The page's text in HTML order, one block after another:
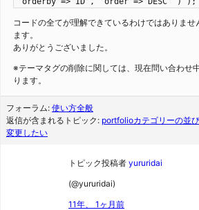
コードの全てが理解できているわけではありませ
ます。
ありがとうございました。
※テーマタグの削除に関しては、現在問い合わせ
ります。
フォーラム: 使い方全般
返信が含まれるトピック: portfolioカテゴリーの並
変更したい
トピック投稿者 yururidai
(@yururidai)
11年、 1ヶ月前